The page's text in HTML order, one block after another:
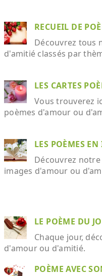
RECUEIL DE
Découvrez tous
d'amitié classés par
LES CARTES
Vous trouverez
poèmes d'amour ou
LES POÈMES
Découvrez
images d'amour ou
LE POÈME DU
Chaque jour,
d'amour ou d'amitié.
POÈME AVEC